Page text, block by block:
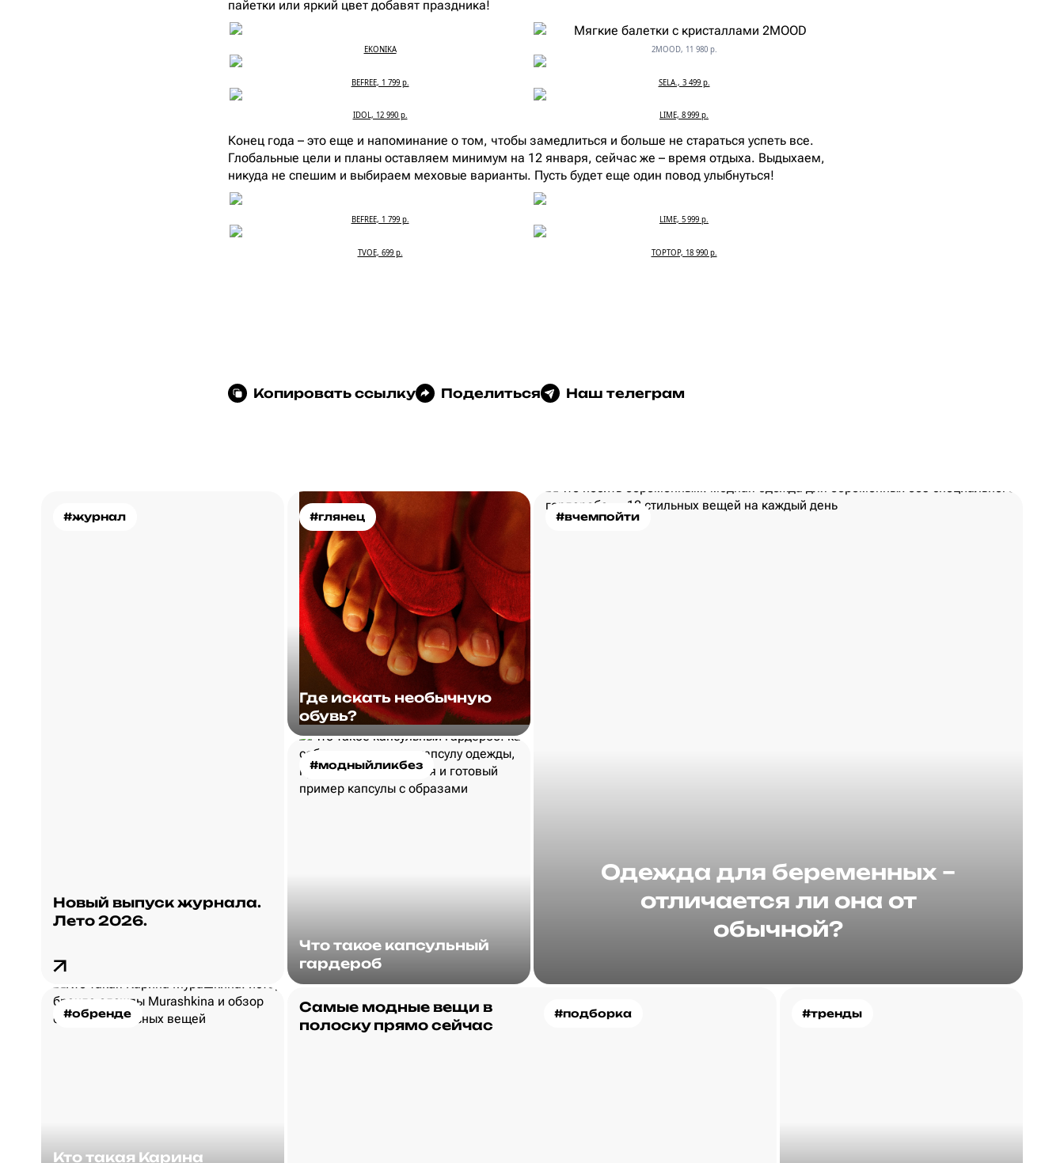
пайетки или яркий цвет добавят праздника!
EKONIKA 2MOOD, 11 980 р.
BEFREE, 1 799 р. SELA., 3 499 р.
IDOL, 12 990 р. LIME, 8 999 р.
Конец года – это еще и напоминание о том, чтобы замедлиться и больше не стараться успеть все.
Глобальные цели и планы оставляем минимум на 12 января, сейчас же – время отдыха. Выдыхаем,
никуда не спешим и выбираем меховые варианты. Пусть будет еще один повод улыбнуться!
BEFREE, 1 799 р. LIME, 5 999 р.
TVOE, 699 р. TOPTOP, 18 990 р.
Копировать ссылку Поделиться Наш телеграм
#журнал
Новый выпуск журнала.
Лето 2026.
#глянец
Где искать необычную
обувь?
#вчемпойти
Одежда для беременных –
отличается ли она от
обычной?
#модныйликбез
Что такое капсульный
гардероб
#обренде
Кто такая Карина
#подборка
Самые модные вещи в
полоску прямо сейчас
#тренды